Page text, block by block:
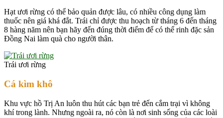
Hạt ươi rừng có thể bảo quản được lâu, có nhiều công dụng làm
thuốc nên giá khá đắt. Trái chỉ được thu hoạch từ tháng 6 đến tháng
8 hàng năm nên bạn hãy đến đúng thời điểm để có thể rinh đặc sản
Đồng Nai làm quà cho người thân.
Trái ươi rừng
Cá kìm khô
Khu vực hồ Trị An luôn thu hút các bạn trẻ đến cắm trại vì không
khí trong lành. Nhưng ngoài ra, nó còn là nơi sinh sống của các loài